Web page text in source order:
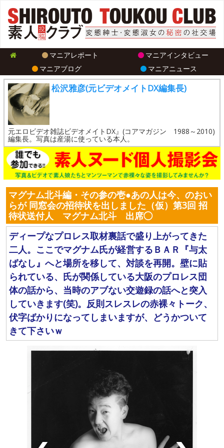
マニアレポート
マニアインタビュー
マニアブログ
マニアニュース
松沢雅彦(元ビデオメイトDX編集長)
元エロビデオ雑誌ビデオメイトDX』(コアマガジン 1988～2010)
編集長。写真は産湯に使っている本人。
マグナム北斗編・その参の壱●あの人は今、のおい
らが 同窓会の招待状を出しました（仮）第3回 招
待状送付人 マグナム北斗 出席◯
ディープなプロレス取材裏話で盛り上がってきた
二人。ここでマグナム氏が経営するＢＡＲ『与太
ばなし』へと場所を移して、対談を再開。壁に貼
られている、氏が関係している大阪のプロレス団
体の話から、当時のアブない交遊録の話へと突入
していきます(笑)。反則スレスレの赤裸々トーク、
伏字ばかりになってしまいますが、どうかついて
きて下さいｗ